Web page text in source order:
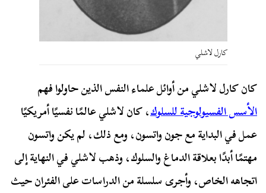
كارل لاشلي
كان كارل لاشلي من أوائل علماء النفس الذين حاولوا فهم
الأسس الفسيولوجية للسلوك، كان لاشلي عالمًا نفسيًا أمريكيًا
عمل في البداية مع جون واتسون، ومع ذلك، لم يكن واتسون
مهتمًا أبدًا بعلاقة الدماغ والسلوك، وذهب لاشلي في النهاية إلى
اتجاهه الخاص، وأجرى سلسلة من الدراسات على الفئران حيث